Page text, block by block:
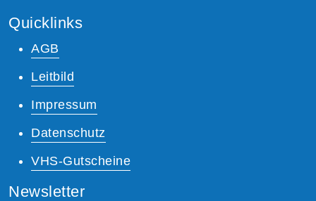
Quicklinks
AGB
Leitbild
Impressum
Datenschutz
VHS-Gutscheine
Newsletter